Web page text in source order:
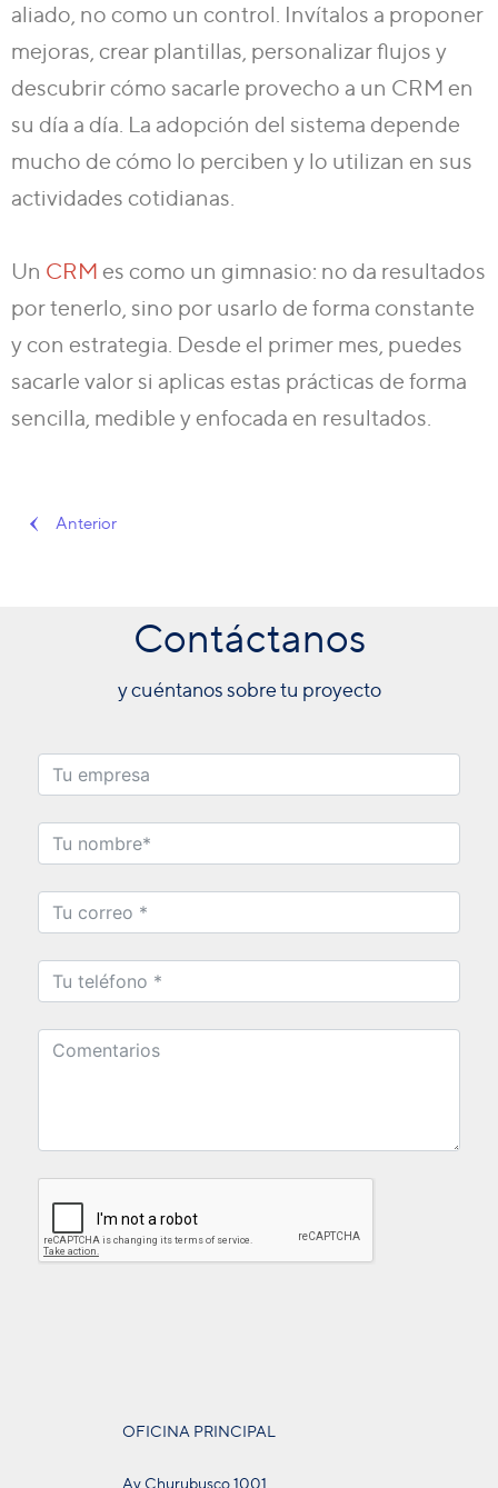
aliado, no como un control. Invítalos a proponer
mejoras, crear plantillas, personalizar flujos y
descubrir cómo sacarle provecho a un CRM en
su día a día. La adopción del sistema depende
mucho de cómo lo perciben y lo utilizan en sus
actividades cotidianas.
Un CRM es como un gimnasio: no da resultados
por tenerlo, sino por usarlo de forma constante
y con estrategia. Desde el primer mes, puedes
sacarle valor si aplicas estas prácticas de forma
sencilla, medible y enfocada en resultados.
Anterior
Contáctanos
y cuéntanos sobre tu proyecto
OFICINA PRINCIPAL
Av Churubusco 1001,